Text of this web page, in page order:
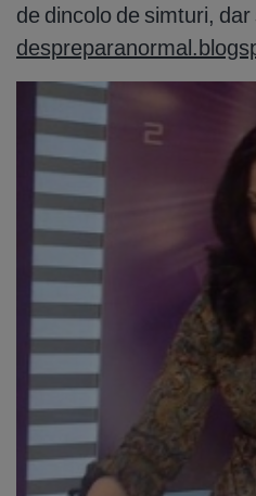
de dincolo de simturi, dar